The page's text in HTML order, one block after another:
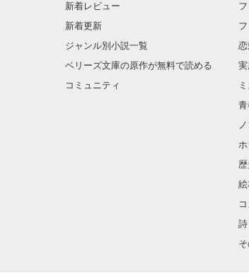
新着レビュー
新着更新
ジャンル別小説一覧
ベリーズ文庫の原作が無料で読める
コミュニティ